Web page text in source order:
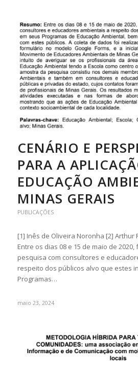
CENÁRIO E
PARA A
EDUCAÇÃO
MINAS GERAIS
PUBLICAÇÕES
[1] Inês de Oliveira Noronha [2] Arthur
Entre os dias 08 e 15 de maio de
pesquisa com consultores e
respeito dos públicos alvo que estes
Programas…
maio 23, 2024